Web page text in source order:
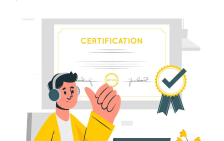
SEH Magazine Erkend. Je kunt op dit moment
gegevens opvragen bij Florius, Aegon en ABN